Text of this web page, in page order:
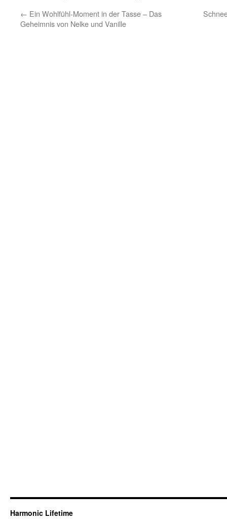
← Ein Wohlfühl-Moment in der Tasse – Das
Geheimnis von Nelke und Vanille
Harmonic Lifetime